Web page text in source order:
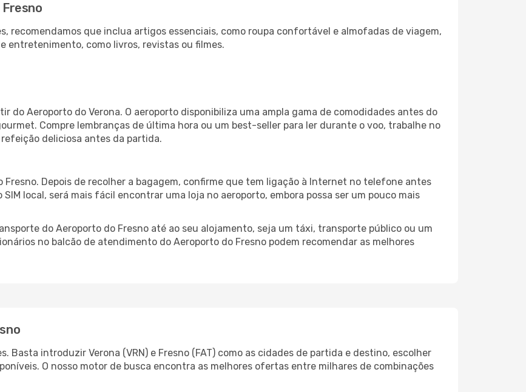
Fresno
recomendamos que inclua artigos essenciais, como roupa confortável e almofadas de viagem,
entretenimento, como livros, revistas ou filmes.
do Aeroporto do Verona. O aeroporto disponibiliza uma ampla gama de comodidades antes do
Compre lembranças de última hora ou um best-seller para ler durante o voo, trabalhe no
deliciosa antes da partida.
Fresno. Depois de recolher a bagagem, confirme que tem ligação à Internet no telefone antes
local, será mais fácil encontrar uma loja no aeroporto, embora possa ser um pouco mais
do Aeroporto do Fresno até ao seu alojamento, seja um táxi, transporte público ou um
no balcão de atendimento do Aeroporto do Fresno podem recomendar as melhores
Basta introduzir Verona (VRN) e Fresno (FAT) como as cidades de partida e destino, escolher
O nosso motor de busca encontra as melhores ofertas entre milhares de combinações